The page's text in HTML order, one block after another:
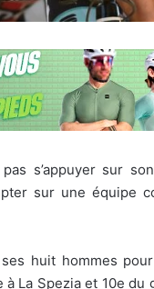
s’appuyer sur
sur une équipe
huit hommes
La Spezia et 10e